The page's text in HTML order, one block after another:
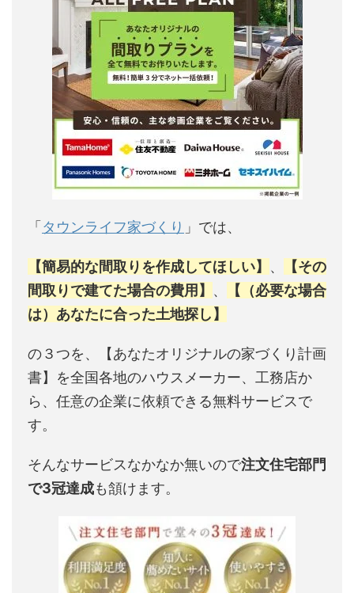
「タウンライフ家づくり 」では、
【簡易的な間取りを作成してほしい】 、
【その
間取りで建てた場合の費用】 、
【（必要な場合
は）あなたに合った土地探し】
の３つを、【あなたオリジナルの家づくり計画
書】を全国各地のハウスメーカー、工務店か
ら、任意の企業に依頼できる無料サービスで
す。
そんなサービスなかなか無いので注文住宅部門
で3冠達成も頷けます。